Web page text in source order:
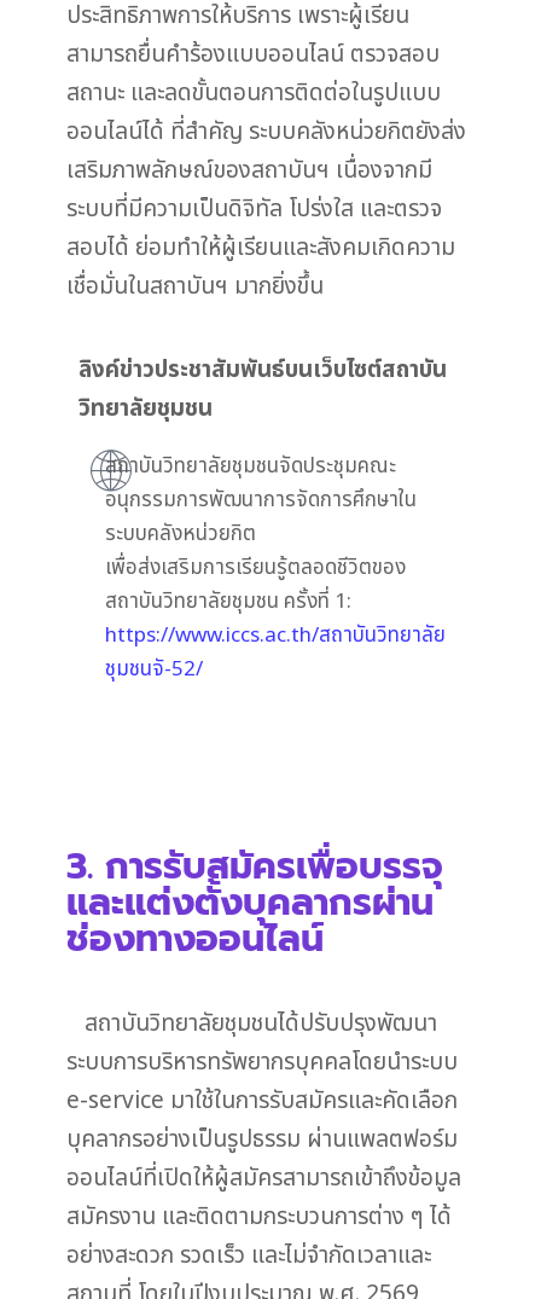
ประสิทธิภาพการให้บริการ เพราะผู้เรียน
สามารถยื่นคำร้องแบบออนไลน์ ตรวจสอบ
สถานะ และลดขั้นตอนการติดต่อในรูปแบบ
ออนไลน์ได้ ที่สำคัญ ระบบคลังหน่วยกิตยังส่ง
เสริมภาพลักษณ์ของสถาบันฯ เนื่องจากมี
ระบบที่มีความเป็นดิจิทัล โปร่งใส และตรวจ
สอบได้ ย่อมทำให้ผู้เรียนและสังคมเกิดความ
เชื่อมั่นในสถาบันฯ มากยิ่งขึ้น
ลิงค์ข่าวประชาสัมพันธ์บนเว็บไซต์สถาบัน
วิทยาลัยชุมชน
สถาบันวิทยาลัยชุมชนจัดประชุมคณะ
อนุกรรมการพัฒนาการจัดการศึกษาใน
ระบบคลังหน่วยกิต
เพื่อส่งเสริมการเรียนรู้ตลอดชีวิตของ
สถาบันวิทยาลัยชุมชน ครั้งที่ 1:
https://www.iccs.ac.th/สถาบันวิทยาลัย
ชุมชนจั-52/
3. การรับสมัครเพื่อบรรจุ
และแต่งตั้งบุคลากรผ่าน
ช่องทางออนไลน์
สถาบันวิทยาลัยชุมชนได้ปรับปรุงพัฒนา
ระบบการบริหารทรัพยากรบุคคลโดยนำระบบ
e-service มาใช้ในการรับสมัครและคัดเลือก
บุคลากรอย่างเป็นรูปธรรม ผ่านแพลตฟอร์ม
ออนไลน์ที่เปิดให้ผู้สมัครสามารถเข้าถึงข้อมูล
สมัครงาน และติดตามกระบวนการต่าง ๆ ได้
อย่างสะดวก รวดเร็ว และไม่จำกัดเวลาและ